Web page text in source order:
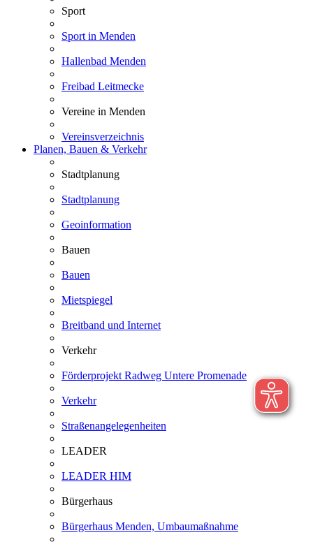
Sport
Sport in Menden
Hallenbad Menden
Freibad Leitmecke
Vereine in Menden
Vereinsverzeichnis
Planen, Bauen & Verkehr
Stadtplanung
Stadtplanung
Geoinformation
Bauen
Bauen
Mietspiegel
Breitband und Internet
Verkehr
Förderprojekt Radweg Untere Promenade
Verkehr
Straßenangelegenheiten
LEADER
LEADER HIM
Bürgerhaus
Bürgerhaus Menden, Umbaumaßnahme